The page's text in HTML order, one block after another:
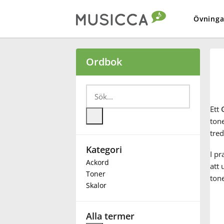
Български
Deutsch
Ordbok
Kategori
Ackord
Toner
Skalor
Alla termer
Ett
I
att